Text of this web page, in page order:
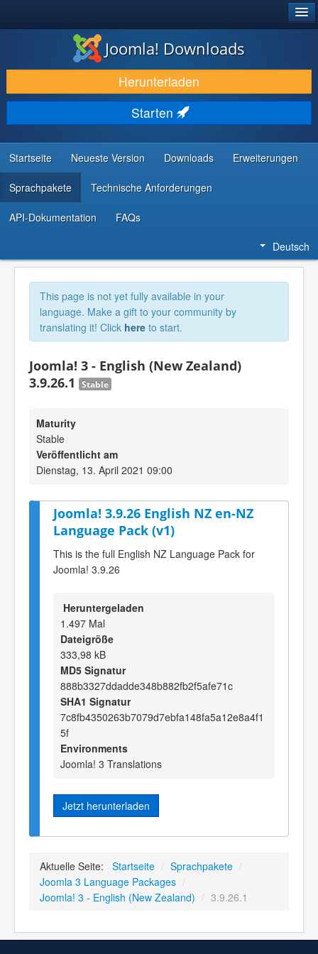
DOWNLOAD & ERWEITERN
ENTDECKEN & LERNEN
COMMUNITY & SUPPORT
RESSOURCEN FÜR ENTWICKLER
Joomla! Downloads
Herunterladen
Starten
Startseite Neueste Version Downloads Erweiterungen
Sprachpakete Technische Anforderungen
API-Dokumentation FAQs
Deutsch
This page is not yet fully available in your
language. Make a gift to your community by
translating it! Click here to start.
Joomla! 3 - English (New Zealand)
3.9.26.1
Stable
Maturity
Stable
Veröffentlicht am
Dienstag, 13. April 2021 09:00
Joomla! 3.9.26 English NZ en-NZ
Language Pack (v1)
This is the full English NZ Language Pack for
Joomla! 3.9.26
Heruntergeladen
1.497 Mal
Dateigröße
333,98 kB
MD5 Signatur
888b3327ddadde348b882fb2f5afe71c
SHA1 Signatur
7c8fb4350263b7079d7ebfa148fa5a12e8a4f1
5f
Environments
Joomla! 3 Translations
Jetzt herunterladen
Aktuelle Seite: Startseite / Sprachpakete /
Joomla 3 Language Packages /
Joomla! 3 - English (New Zealand) / 3.9.26.1